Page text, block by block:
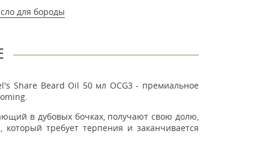
для бороды
Share Beard Oil 50 мл OCG3 - премиальное
в дубовых бочках, получают свою долю,
который требует терпения и заканчивается